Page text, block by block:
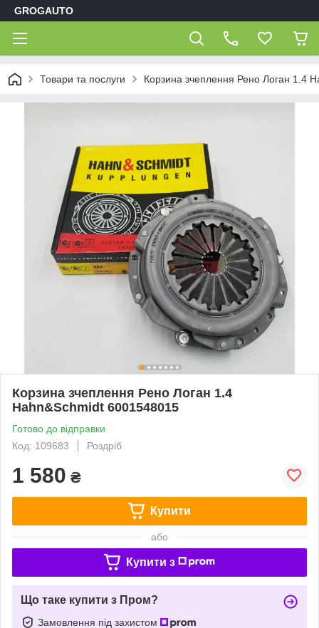
GROGAUTO
Товари та послуги Корзина зчеплення Рено Логан 1.4
Корзина зчеплення Рено Логан 1.4
Hahn&Schmidt 6001548015
Готово до відправки
Код: 109683
Роздріб
1 580 ₴
Купити
або
Купити з
Що таке купити з Пром?
Замовлення під захистом